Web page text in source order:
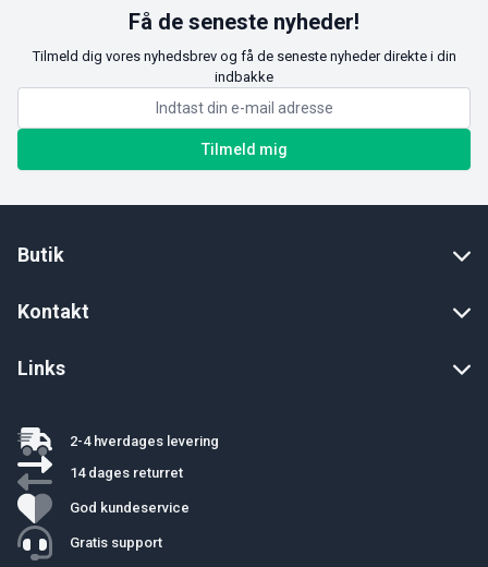
Få de seneste nyheder!
Tilmeld dig vores nyhedsbrev og få de seneste nyheder direkte i din
indbakke
Tilmeld mig
Butik
Kontakt
Links
2-4 hverdages levering
14 dages returret
God kundeservice
Gratis support